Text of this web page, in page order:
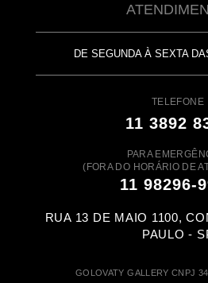
DE SEGUNDA À SEXTA
TELEFONE
11 3892
PARA
(FORA DO HORÁRIO DE
11 98296-
RUA 13 DE MAIO 1100,
PAULO -
GOLOVATY GALLERY CNPJ